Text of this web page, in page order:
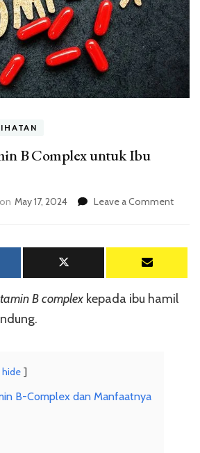
B Complex untuk Ibu
May 17, 2024 Leave a Commenton
Ibu
B complex kepada ibu hamil
hide
B-Complex dan Manfaatnya